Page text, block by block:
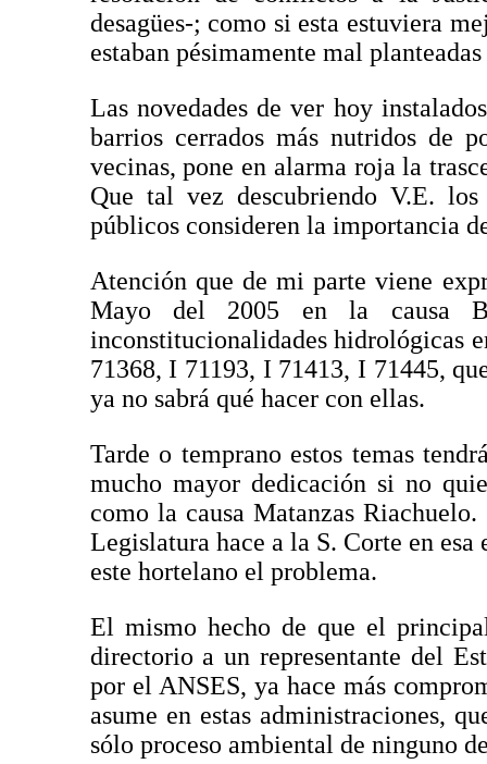
desagües-; como si esta estuviera
estaban pésimamente mal
Las novedades de ver hoy
barrios cerrados más nutridos de
vecinas, pone en alarma roja la
Que tal vez descubriendo V.E.
públicos consideren la importancia
Atención que de mi parte viene
Mayo del 2005 en la causa B
inconstitucionalidades hidrológicas
71368, I 71193, I 71413, I 71445,
ya no sabrá qué hacer con ellas.
Tarde o temprano estos temas
mucho mayor dedicación si no
como la causa Matanzas
Legislatura hace a la S. Corte en esa
este hortelano el problema.
El mismo hecho de que el
directorio a un representante del
por el ANSES, ya hace más
asume en estas administraciones,
sólo proceso ambiental de ninguno